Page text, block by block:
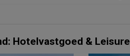
Hotelvastgoed & Leisure